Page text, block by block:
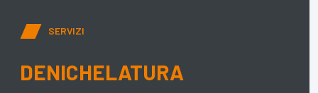
SERVIZI
DENICHELATURA